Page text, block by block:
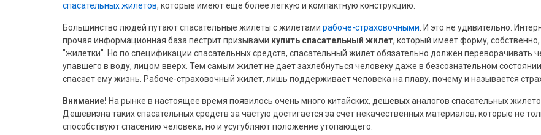
спасательных жилетов, которые имеют еще более легкую и компактную конструкцию.
Большинство людей путают спасательные жилеты с жилетами рабоче-страховочными . И это не удивительно.
прочая информационная база пестрит призывами купить спасательный жилет, который имеет форму, собственно,
"жилетки". Но по спецификации спасательных средств, спасательный жилет обязательно должен переворачивать
упавшего в воду, лицом вверх. Тем самым жилет не дает захлебнуться человеку даже в безсознательном
спасает ему жизнь. Рабоче-страховочный жилет, лишь поддерживает человека на плаву, почему и называется
Внимание! На рынке в настоящее время появилось очень много китайских, дешевых аналогов спасательных
Дешевизна таких спасательных средств за частую достигается за счет некачественных материалов, которые не
способствуют спасению человека, но и усугубляют положение утопающего.